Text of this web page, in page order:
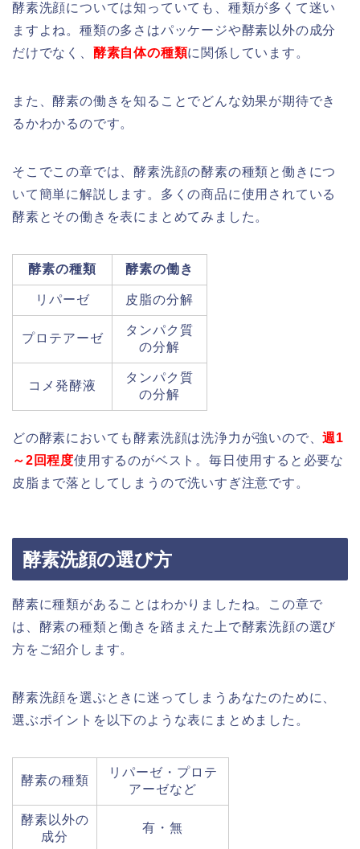
酵素洗顔については知っていても、種類が多くて迷い
ますよね。種類の多さはパッケージや酵素以外の成分
だけでなく、 酵素自体の種類に関係しています。
また、酵素の働きを知ることでどんな効果が期待でき
るかわかるのです。
そこでこの章では、酵素洗顔の酵素の種類と働きにつ
いて簡単に解説します。多くの商品に使用されている
酵素とその働きを表にまとめてみました。
酵素の種類 酵素の働き
リパーゼ 皮脂の分解
プロテアーゼ
タンパク質
の分解
コメ発酵液
タンパク質
の分解
どの酵素においても酵素洗顔は洗浄力が強いので、週1
～2回程度使用するのがベスト。毎日使用すると必要な
皮脂まで落としてしまうので洗いすぎ注意です。
酵素洗顔の選び方
酵素に種類があることはわかりましたね。この章で
は、酵素の種類と働きを踏まえた上で酵素洗顔の選び
方をご紹介します。
酵素洗顔を選ぶときに迷ってしまうあなたのために、
選ぶポイントを以下のような表にまとめました。
酵素の種類
リパーゼ・プロテ
アーゼなど
酵素以外の
成分
有・無